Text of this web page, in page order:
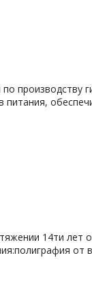
производству
14ти
от